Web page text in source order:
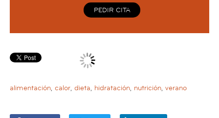
PEDIR CITA
alimentación, calor, dieta, hidratación, nutrición, verano